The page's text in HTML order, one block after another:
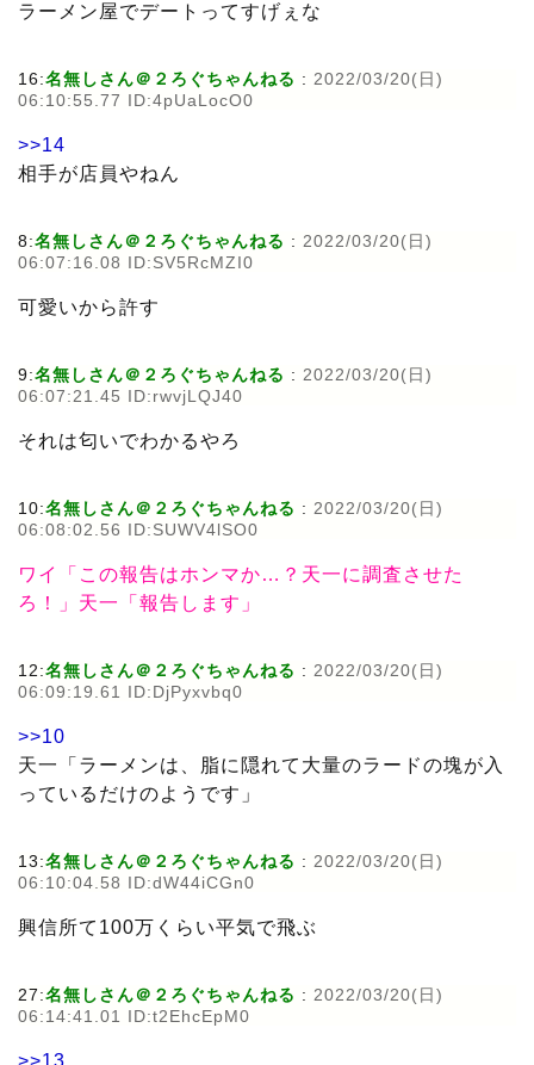
ラーメン屋でデートってすげぇな
16:名無しさん＠２ろぐちゃんねる : 2022/03/20(日)
06:10:55.77 ID:4pUaLocO0
>>14
相手が店員やねん
8:名無しさん＠２ろぐちゃんねる : 2022/03/20(日)
06:07:16.08 ID:SV5RcMZI0
可愛いから許す
9:名無しさん＠２ろぐちゃんねる : 2022/03/20(日)
06:07:21.45 ID:rwvjLQJ40
それは匂いでわかるやろ
10:名無しさん＠２ろぐちゃんねる : 2022/03/20(日)
06:08:02.56 ID:SUWV4lSO0
ワイ「この報告はホンマか…？天一に調査させた
ろ！」天一「報告します」
12:名無しさん＠２ろぐちゃんねる : 2022/03/20(日)
06:09:19.61 ID:DjPyxvbq0
>>10
天一「ラーメンは、脂に隠れて大量のラードの塊が入
っているだけのようです」
13:名無しさん＠２ろぐちゃんねる : 2022/03/20(日)
06:10:04.58 ID:dW44iCGn0
興信所て100万くらい平気で飛ぶ
27:名無しさん＠２ろぐちゃんねる : 2022/03/20(日)
06:14:41.01 ID:t2EhcEpM0